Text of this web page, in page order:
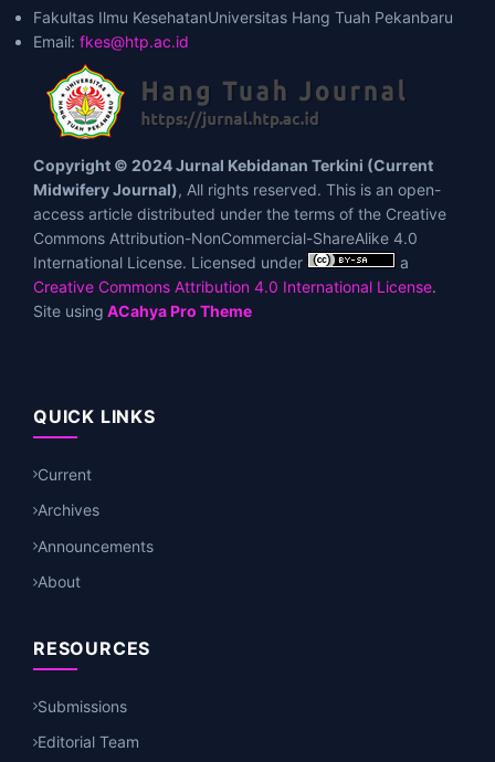
Fakultas Ilmu KesehatanUniversitas Hang Tuah Pekanbaru
Email: fkes@htp.ac.id
Copyright © 2024 Jurnal Kebidanan Terkini (Current
Midwifery Journal), All rights reserved. This is an open-
access article distributed under the terms of the Creative
Commons Attribution-NonCommercial-ShareAlike 4.0
International License. Licensed under
a
Creative Commons Attribution 4.0 International License.
Site using ACahya Pro Theme
QUICK LINKS
Current
Archives
Announcements
About
RESOURCES
Submissions
Editorial Team